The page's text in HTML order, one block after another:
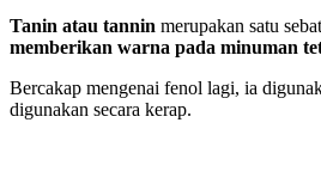
Tanin atau tannin merupakan satu
memberikan warna pada minuman
Bercakap mengenai fenol lagi, ia
digunakan secara kerap.